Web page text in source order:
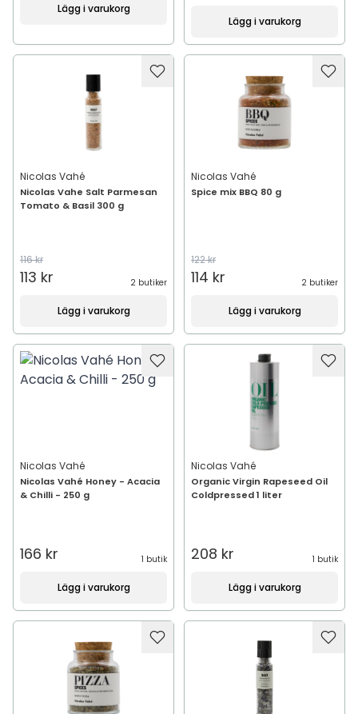
Lägg i varukorg
Lägg i varukorg
Nicolas Vahé
Nicolas Vahe Salt Parmesan
Tomato & Basil 300 g
116 kr
113 kr 2 butiker
Lägg i varukorg
Nicolas Vahé
Spice mix BBQ 80 g
122 kr
114 kr 2 butiker
Lägg i varukorg
Nicolas Vahé
Nicolas Vahé Honey - Acacia
& Chilli - 250 g
166 kr 1 butik
Lägg i varukorg
Nicolas Vahé
Organic Virgin Rapeseed Oil
Coldpressed 1 liter
208 kr 1 butik
Lägg i varukorg